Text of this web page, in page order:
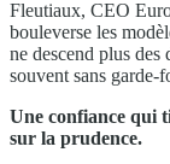
Fleutiaux, CEO
bouleverse les
ne descend plus
souvent sans garde-
Une confiance qui
sur la prudence.